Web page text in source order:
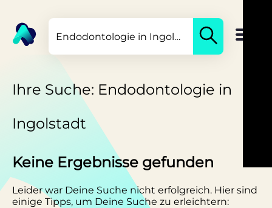
Ihre Suche: Endodontologie in
Ingolstadt
Keine Ergebnisse gefunden
Leider war Deine Suche nicht erfolgreich. Hier sind
einige Tipps, um Deine Suche zu erleichtern: